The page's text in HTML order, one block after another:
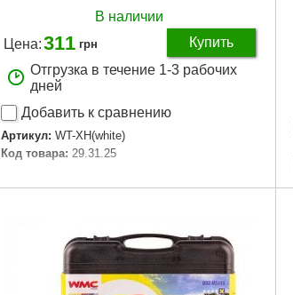
В наличии
Цена:311 грн
Купить
Отгрузка в течение 1-3 рабочих
дней
Добавить к сравнению
Артикул: WT-XH(white)
Код товара: 29.31.25
Подробнее...